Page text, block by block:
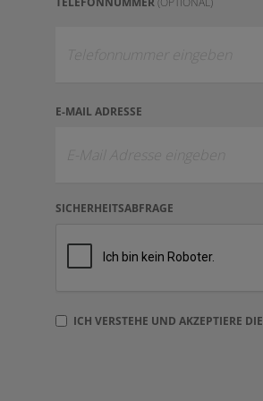
TELEFONNUMMER (OPTIONAL)
E-MAIL ADRESSE
SICHERHEITSABFRAGE
ICH VERSTEHE UND AKZEPTIERE DIE